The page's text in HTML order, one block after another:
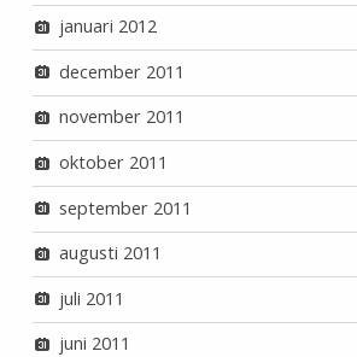
januari 2012
december 2011
november 2011
oktober 2011
september 2011
augusti 2011
juli 2011
juni 2011